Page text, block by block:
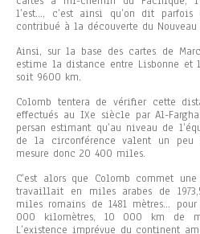
l’est…, c’est ainsi qu’on dit
contribué à la découverte du Nouveau
Ainsi, sur la base des cartes de
estime la distance entre Lisbonne et
soit 9600 km.
Colomb tentera de vérifier cette
effectués au IXe siècle par Al-
persan estimant qu’au niveau de
de la circonférence valent un
mesure donc 20 400 miles.
C’est alors que Colomb commet
travaillait en miles arabes de
miles romains de 1481 mètres…
000 kilomètres, 10 000 km de
L’existence imprévue du continent